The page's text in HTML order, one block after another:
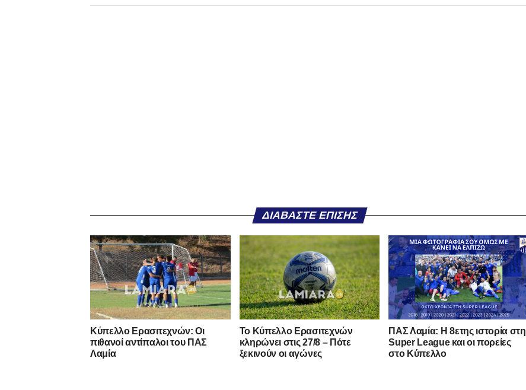
ΔΙΑΒΆΣΤΕ ΕΠΊΣΗΣ
Κύπελλο Ερασιτεχνών: Οι
πιθανοί αντίπαλοι του ΠΑΣ
Λαμία
Το Κύπελλο Ερασιτεχνών
κληρώνει στις 27/8 – Πότε
ξεκινούν οι αγώνες
ΠΑΣ Λαμία: Η 8ετης ιστορία στη
Super League και οι πορείες
στο Κύπελλο